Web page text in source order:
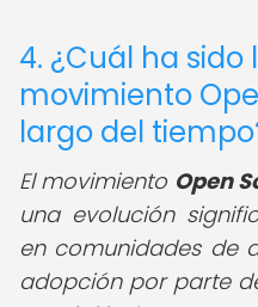
4. ¿Cuál ha
movimiento
largo del
El movimiento Open
una evolución
en comunidades de
adopción por parte